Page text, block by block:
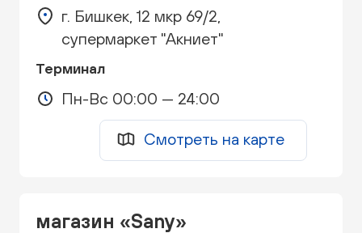
г. Бишкек, 12 мкр 69/2,
супермаркет "Акниет"
Терминал
Пн-Вс 00:00 — 24:00
Смотреть на карте
магазин «Sany»